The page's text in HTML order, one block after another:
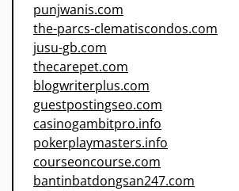
punjwanis.com
the-parcs-clematiscondos.com
jusu-gb.com
thecarepet.com
blogwriterplus.com
guestpostingseo.com
casinogambitpro.info
pokerplaymasters.info
courseoncourse.com
bantinbatdongsan247.com